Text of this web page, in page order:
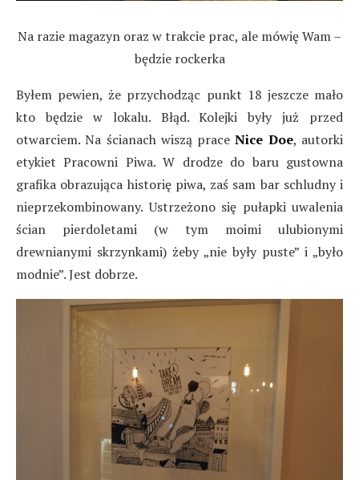
Na razie magazyn oraz w trakcie prac, ale mówię Wam –
będzie rockerka
Byłem pewien, że przychodząc punkt 18 jeszcze mało
kto będzie w lokalu. Błąd. Kolejki były już przed
otwarciem. Na ścianach wiszą praceNice Doe, autorki
etykiet Pracowni Piwa. W drodze do baru gustowna
grafika obrazująca historię piwa, zaś sam bar schludny i
nieprzekombinowany. Ustrzeżono się pułapki uwalenia
ścian pierdoletami (w tym moimi ulubionymi
drewnianymi skrzynkami) żeby „nie były puste” i „było
modnie”. Jest dobrze.